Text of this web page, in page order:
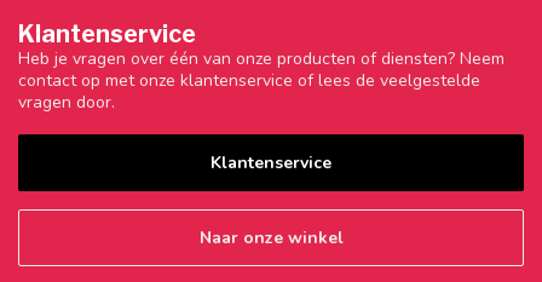
Klantenservice
Heb je vragen over één van onze producten of diensten? Neem
contact op met onze klantenservice of lees de veelgestelde
vragen door.
Klantenservice
Naar onze winkel